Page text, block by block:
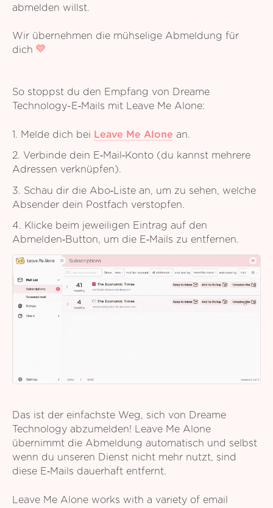
abmelden willst.
Wir übernehmen die mühselige Abmeldung für
dich
So stoppst du den Empfang von Dreame
Technology-E‑Mails mit Leave Me Alone:
1. Melde dich bei Leave Me Alone an.
2. Verbinde dein E‑Mail‑Konto (du kannst mehrere
Adressen verknüpfen).
3. Schau dir die Abo‑Liste an, um zu sehen, welche
Absender dein Postfach verstopfen.
4. Klicke beim jeweiligen Eintrag auf den
Abmelden‑Button, um die E‑Mails zu entfernen.
Das ist der einfachste Weg, sich von Dreame
Technology abzumelden! Leave Me Alone
übernimmt die Abmeldung automatisch und selbst
wenn du unseren Dienst nicht mehr nutzt, sind
diese E‑Mails dauerhaft entfernt.
Leave Me Alone works with a variety of email